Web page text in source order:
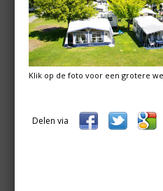
Klik op de foto voor een grotere
Delen via